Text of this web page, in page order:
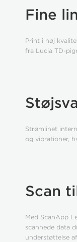
Fine
Print i høj
fra Lucia TD-
Strømlinet
og vibrationer,
Scan
Med ScanApp
scannede data
understøttelse